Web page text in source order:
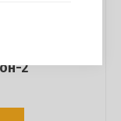
2